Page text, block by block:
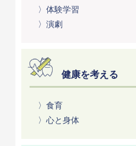
〉体験学習
〉演劇
健康を考える
〉食育
〉心と身体